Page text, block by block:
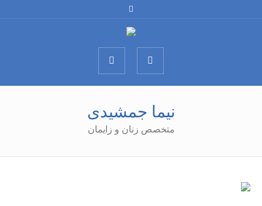
نیما جمشیدی
متخصص زنان و زایمان